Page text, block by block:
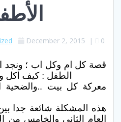
December 2, 2015 | 0
قصة كل ام وكل اب ؛ ونجد
الطفل : كيف اكل
معركة كل بيت ..والضحية
هذه المشكلة شائعة جدا
العام الثاني والخامس من